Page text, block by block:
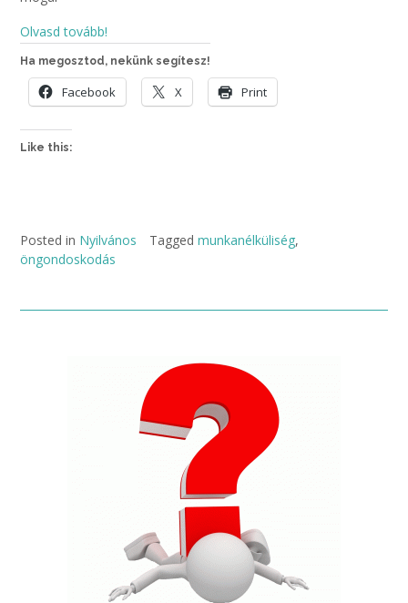
Olvasd tovább!
Ha megosztod, nekünk segítesz!
Facebook X Print
Like this:
Posted in Nyilvános Tagged munkanélküliség,
öngondoskodás